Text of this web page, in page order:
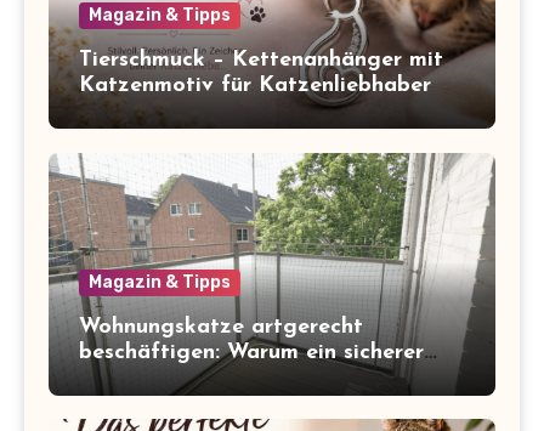
Magazin & Tipps
Tierschmuck – Kettenanhänger mit
Katzenmotiv für Katzenliebhaber
Magazin & Tipps
Wohnungskatze artgerecht
beschäftigen: Warum ein sicherer
Balkon zum Freigang dazugehört